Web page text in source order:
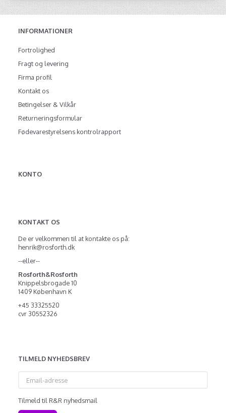
INFORMATIONER
Fortrolighed
Fragt og levering
Firma profil
Kontakt os
Betingelser & Vilkår
Returneringsformular
Fødevarestyrelsens kontrolrapport
KONTO
KONTAKT OS
De er velkommen til at kontakte os på:
henrik@rosforth.dk
--eller--
Rosforth&Rosforth
Knippelsbrogade 10
1409 København K
+45 33325520
cvr 30552326
TILMELD NYHEDSBREV
adresse
Tilmeld til R&R nyhedsmail